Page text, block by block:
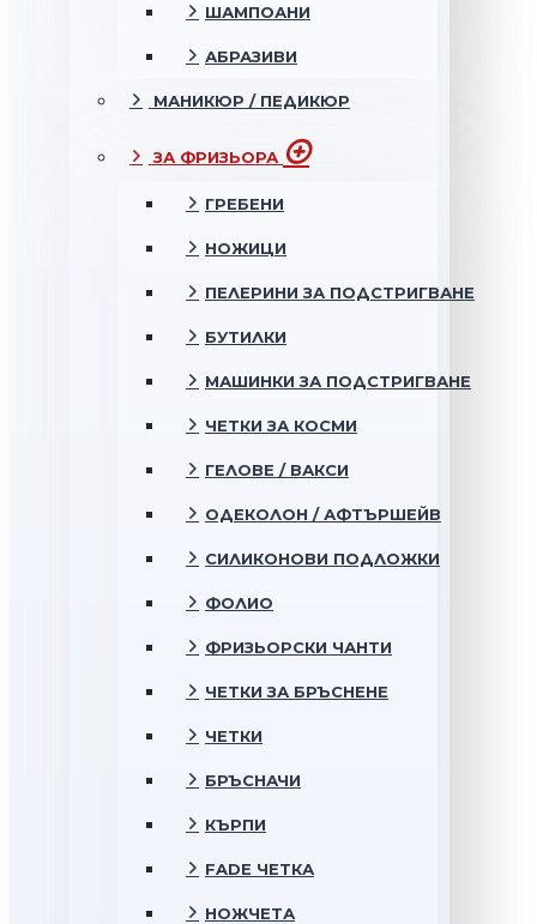
ШАМПОАНИ
АБРАЗИВИ
МАНИКЮР / ПЕДИКЮР
ЗА ФРИЗЬОРА
ГРЕБЕНИ
НОЖИЦИ
ПЕЛЕРИНИ ЗА ПОДСТРИГВАНЕ
БУТИЛКИ
МАШИНКИ ЗА ПОДСТРИГВАНЕ
ЧЕТКИ ЗА КОСМИ
ГЕЛОВЕ / ВАКСИ
ОДЕКОЛОН / АФТЪРШЕЙВ
СИЛИКОНОВИ ПОДЛОЖКИ
ФОЛИО
ФРИЗЬОРСКИ ЧАНТИ
ЧЕТКИ ЗА БРЪСНЕНЕ
ЧЕТКИ
БРЪСНАЧИ
КЪРПИ
FADE ЧЕТКА
НОЖЧЕТА